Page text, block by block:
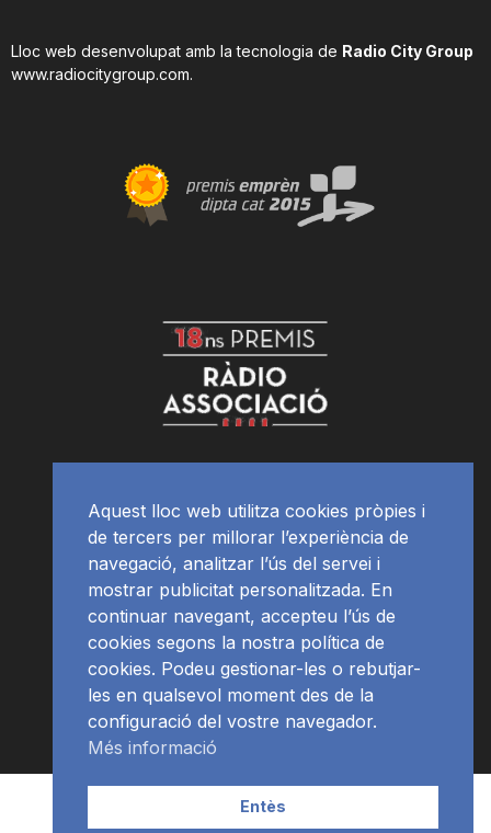
Lloc web desenvolupat amb la tecnologia de Radio City Group
www.radiocitygroup.com.
APP Programació
Aquest lloc web utilitza cookies pròpies i
de tercers per millorar l’experiència de
navegació, analitzar l’ús del servei i
mostrar publicitat personalitzada. En
continuar navegant, accepteu l’ús de
cookies segons la nostra política de
cookies. Podeu gestionar-les o rebutjar-
les en qualsevol moment des de la
configuració del vostre navegador.
Més informació
Entès